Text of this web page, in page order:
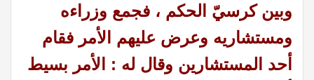
وبين كرسيّ الحكم ، فجمع وزراءه
ومستشاريه وعرض عليهم الأمر فقام
أحد المستشارين وقال له : الأمر بسيط